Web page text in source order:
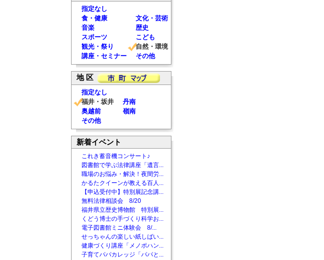
指定なし
食・健康
文化・芸術
音楽
歴史
スポーツ
こども
観光・祭り
自然・環境
講座・セミナー
その他
地 区
指定なし
福井・坂井
丹南
奥越前
嶺南
その他
新着イベント
これき蓄音機コンサート♪
図書館で学ぶ法律講座「遺言...
職場のお悩み・解決！夜間労...
かるたクイーンが教える百人...
【申込受付中】特別展記念講...
無料法律相談会 8/20
福井県立歴史博物館 特別展...
くどう博士の手づくり科学お...
電子図書館ミニ体験会 8/...
せっちゃんの楽しい紙しばい...
健康づくり講座「メノポハン...
子育てパパカレッジ「パパと...